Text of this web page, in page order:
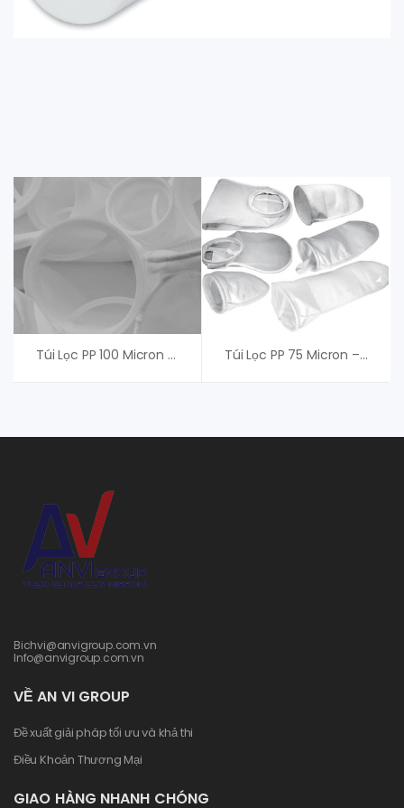
Túi Lọc PP 100 Micron – Túi Lọc Chất Lỏng Túi Lọc PP 75 Micron – Túi Lọc Chất Lỏng
Bichvi@anvigroup.com.vn
Info@anvigroup.com.vn
VỀ AN VI GROUP
Đề xuất giải pháp tối ưu và khả thi
Điều Khoản Thương Mại
GIAO HÀNG NHANH CHÓNG